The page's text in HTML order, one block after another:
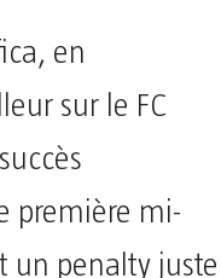
en
sur le FC
première mi-
un penalty juste